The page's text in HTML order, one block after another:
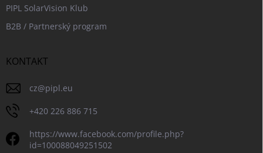
PIPL SolarVision Klub
B2B / Partnerský program
KONTAKT
cz@pipl.eu
+420 226 886 715
https://www.facebook.com/profile.php?
id=100088049251502